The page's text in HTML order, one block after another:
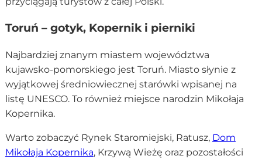
Toruń – gotyk, Kopernik i pierniki
Najbardziej znanym miastem województwa
kujawsko-pomorskiego jest Toruń. Miasto słynie z
wyjątkowej średniowiecznej starówki wpisanej na
listę UNESCO. To również miejsce narodzin Mikołaja
Kopernika.
Warto zobaczyć Rynek Staromiejski, Ratusz, Dom
Mikołaja Kopernika, Krzywą Wieżę oraz pozostałości